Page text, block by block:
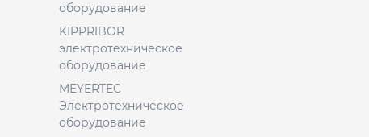
оборудование
KIPPRIBOR
электротехническое
оборудование
MEYERTEC
Электротехническое
оборудование